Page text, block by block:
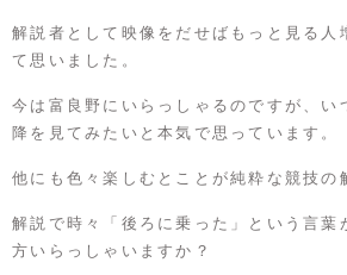
解説者として映像をだせばもっと見る人
て思いました。
今は富良野にいらっしゃるのですが、い
降を見てみたいと本気で思っています。
他にも色々楽しむとことが純粋な競技の
解説で時々「後ろに乗った」という言葉
方いらっしゃいますか？